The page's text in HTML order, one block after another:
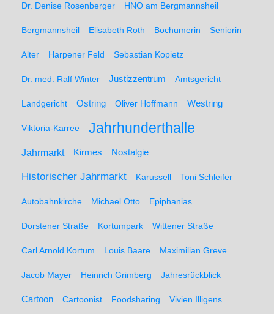
Dr. Denise Rosenberger HNO am Bergmannsheil
Bergmannsheil Elisabeth Roth Bochumerin Seniorin
Alter Harpener Feld Sebastian Kopietz
Dr. med. Ralf Winter Justizzentrum Amtsgericht
Landgericht Ostring Oliver Hoffmann Westring
Viktoria-Karree Jahrhunderthalle
Jahrmarkt Kirmes Nostalgie
Historischer Jahrmarkt Karussell Toni Schleifer
Autobahnkirche Michael Otto Epiphanias
Dorstener Straße Kortumpark Wittener Straße
Carl Arnold Kortum Louis Baare Maximilian Greve
Jacob Mayer Heinrich Grimberg Jahresrückblick
Cartoon Cartoonist Foodsharing Vivien Illigens